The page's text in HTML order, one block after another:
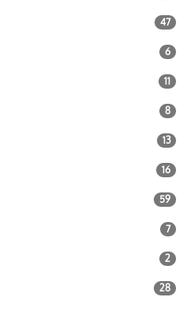
47
6
11
8
13
16
59
7
2
28